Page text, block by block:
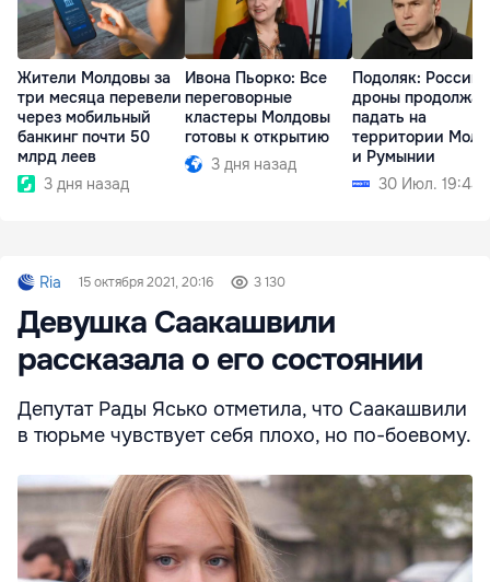
Жители Молдовы за
три месяца перевели
через мобильный
банкинг почти 50
млрд леев
3 дня назад
Ивона Пьорко: Все
переговорные
кластеры Молдовы
готовы к открытию
3 дня назад
Подоляк:
дроны продолжат
падать на
территории
и Румынии
30 Июл. 19:44
Ria 15 октября 2021, 20:16 3 130
Девушка Саакашвили
рассказала о его состоянии
Депутат Рады Ясько отметила, что Саакашвили
в тюрьме чувствует себя плохо, но по-боевому.